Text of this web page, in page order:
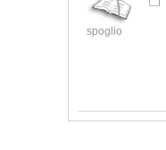
spoglio